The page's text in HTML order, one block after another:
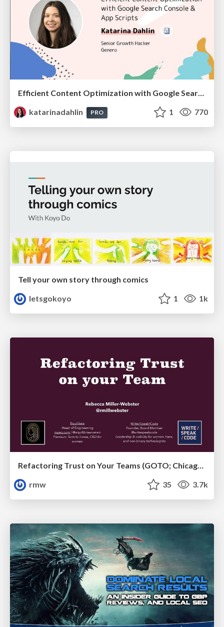
Efficient Content Optimization with Google Search Console & Apps Script
katarinadahlin
PRO 1 770
Tell your own story through comics
letsgokoyo
1 1k
Refactoring Trust on Your Teams (GOTO; Chicago 2020)
rmw
35 3.7k